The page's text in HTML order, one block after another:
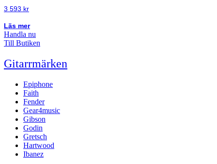
3 593 kr
Läs mer
Handla nu
Till Butiken
Gitarrmärken
Epiphone
Faith
Fender
Gear4music
Gibson
Godin
Gretsch
Hartwood
Ibanez